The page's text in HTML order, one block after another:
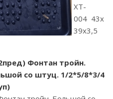
XT-
004 43х
39х3,5
Фонтан тройн.
со штуц. 1/2*5/8*3/4